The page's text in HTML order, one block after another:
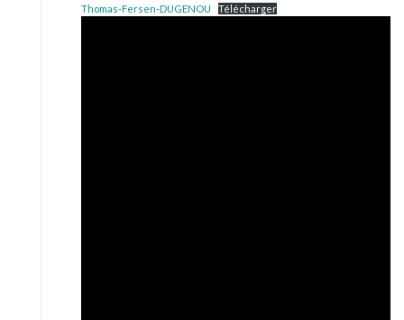
Thomas-Fersen-DUGENOU Télécharger